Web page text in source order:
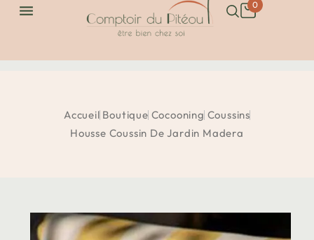
 0
Accueil Boutique Cocooning Coussins
Housse Coussin De Jardin Madera